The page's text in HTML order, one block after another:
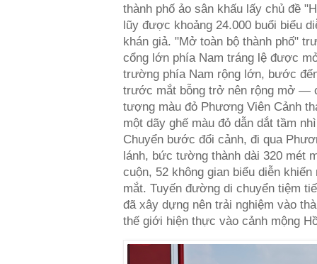
thành phố ảo sân khấu lấy chủ đề
lũy được khoảng 24.000 buổi biểu
khán giả. "Mở toàn bộ thành phố"
cổng lớn phía Nam tráng lệ được
trường phía Nam rộng lớn, bước
trước mắt bỗng trở nên rộng mở —
tượng màu đỏ Phương Viên Cảnh
một dãy ghế màu đỏ dẫn dắt tầm
Chuyển bước đổi cảnh, đi qua
lánh, bức tường thành dài 320 mét
cuộn, 52 không gian biểu diễn
mắt. Tuyến đường di chuyển tiệm
đã xây dựng nên trải nghiệm vào
thế giới hiện thực vào cảnh mộng